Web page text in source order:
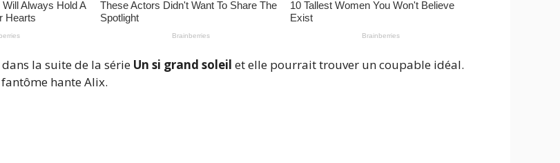
la suite de la série Un si grand soleil et elle pourrait trouver un coupable idéal.
hante Alix.